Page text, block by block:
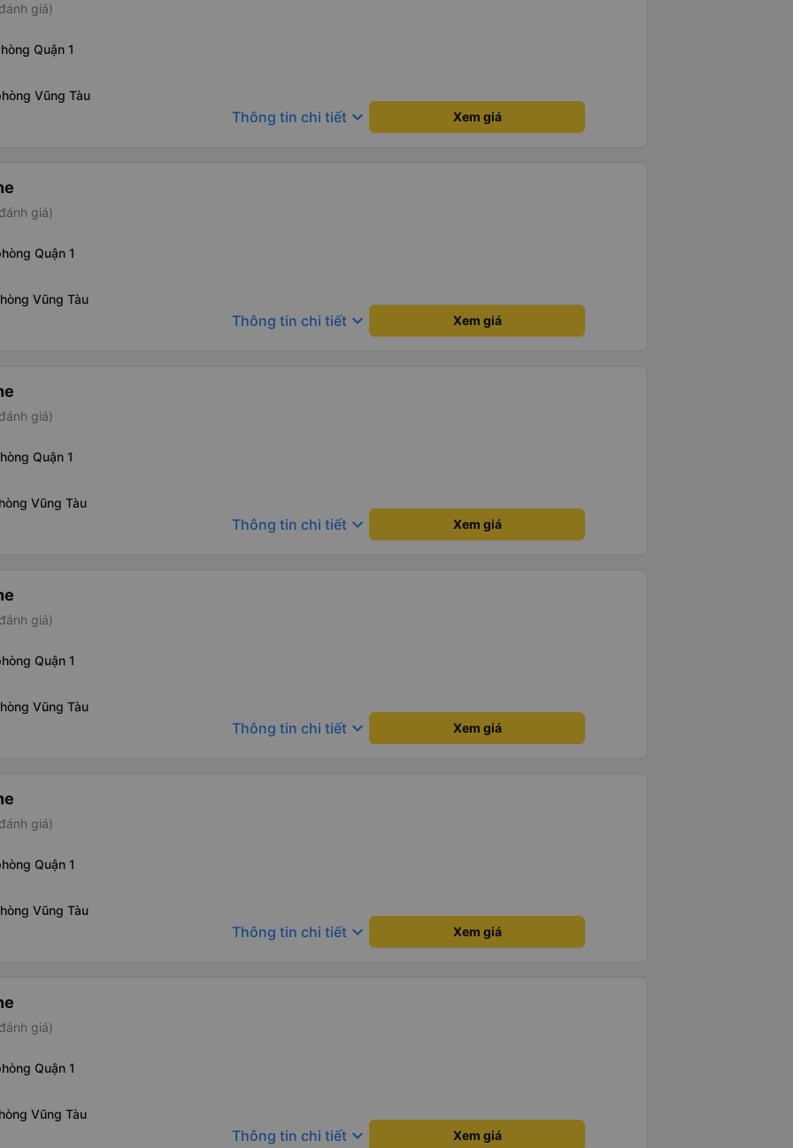
giá)
Quận 1
Vũng Tàu
Thông tin chi tiết keyboard_arrow_down Xem giá
giá)
Quận 1
Vũng Tàu
Thông tin chi tiết keyboard_arrow_down Xem giá
giá)
Quận 1
Vũng Tàu
Thông tin chi tiết keyboard_arrow_down Xem giá
giá)
Quận 1
Vũng Tàu
Thông tin chi tiết keyboard_arrow_down Xem giá
giá)
Quận 1
Vũng Tàu
Thông tin chi tiết keyboard_arrow_down Xem giá
giá)
Quận 1
Vũng Tàu
Thông tin chi tiết keyboard_arrow_down Xem giá